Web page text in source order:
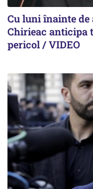
Cu luni înainte
Chirieac anticipa
pericol / VIDEO